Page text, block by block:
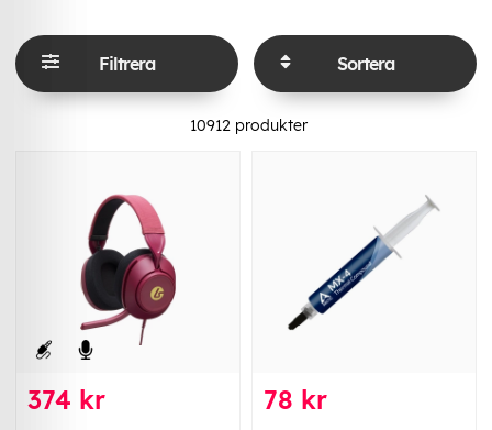
Filtrera Sortera
10912produkter
374 kr 78 kr